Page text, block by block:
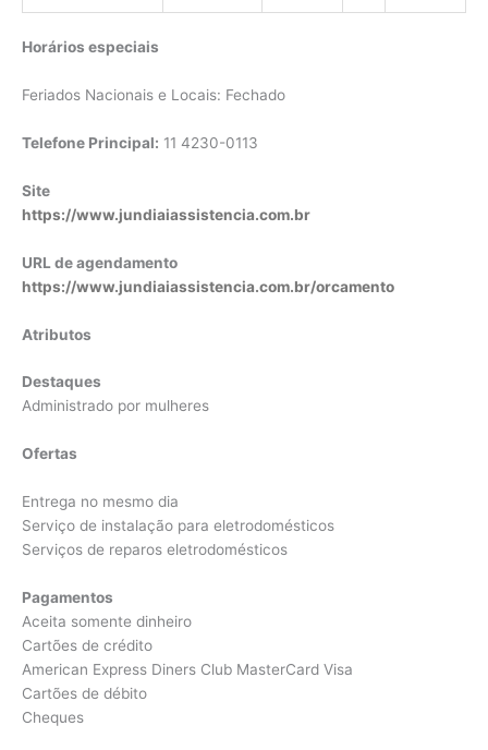
Horários especiais
Feriados Nacionais e Locais: Fechado
Telefone Principal: 11 4230-0113
Site
https://www.jundiaiassistencia.com.br
URL de agendamento
https://www.jundiaiassistencia.com.br/orcamento
Atributos
Destaques
Administrado por mulheres
Ofertas
Entrega no mesmo dia
Serviço de instalação para eletrodomésticos
Serviços de reparos eletrodomésticos
Pagamentos
Aceita somente dinheiro
Cartões de crédito
American Express Diners Club MasterCard Visa
Cartões de débito
Cheques